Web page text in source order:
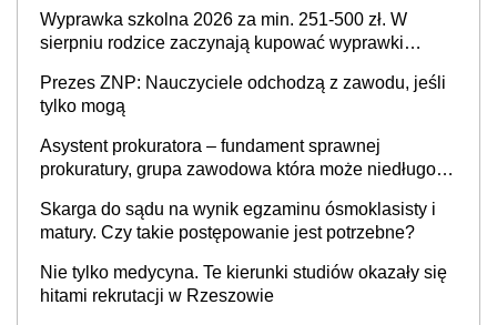
Wyprawka szkolna 2026 za min. 251-500 zł. W
sierpniu rodzice zaczynają kupować wyprawki
ponad 1 tys. zł
Prezes ZNP: Nauczyciele odchodzą z zawodu, jeśli
tylko mogą
Asystent prokuratora – fundament sprawnej
prokuratury, grupa zawodowa która może niedługo
Skarga do sądu na wynik egzaminu ósmoklasisty i
matury. Czy takie postępowanie jest potrzebne?
Nie tylko medycyna. Te kierunki studiów okazały się
hitami rekrutacji w Rzeszowie